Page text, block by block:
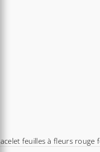
feuilles à fleurs rouge